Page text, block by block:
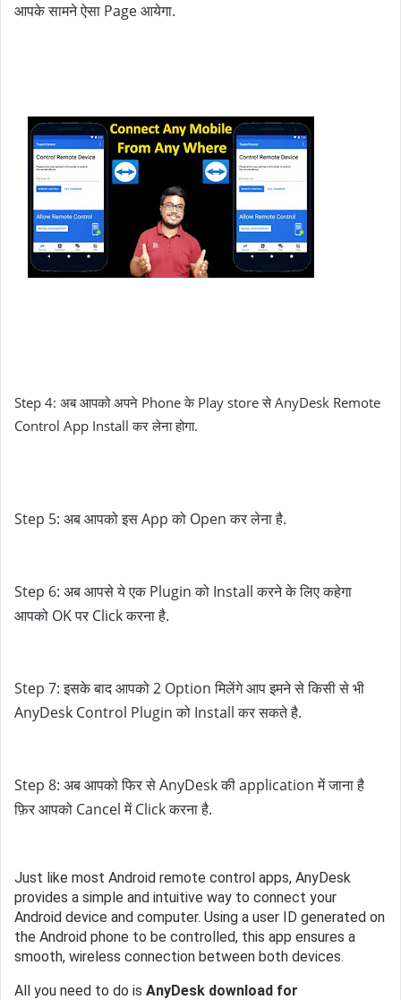
आपके सामने ऐसा Page आयेगा.
Step 4: अब आपको अपने Phone के Play store से AnyDesk Remote
Control App Install कर लेना होगा.
Step 5: अब आपको इस App को Open कर लेना है.
Step 6: अब आपसे ये एक Plugin को Install करने के लिए कहेगा
आपको OK पर Click करना है.
Step 7: इसके बाद आपको 2 Option मिलेंगे आप इमने से किसी से भी
AnyDesk Control Plugin को Install कर सकते है.
Step 8: अब आपको फिर से AnyDesk की application में जाना है
फ़िर आपको Cancel में Click करना है.
Just like most Android remote control apps, AnyDesk
provides a simple and intuitive way to connect your
Android device and computer. Using a user ID generated on
the Android phone to be controlled, this app ensures a
smooth, wireless connection between both devices.
All you need to do is AnyDesk download for